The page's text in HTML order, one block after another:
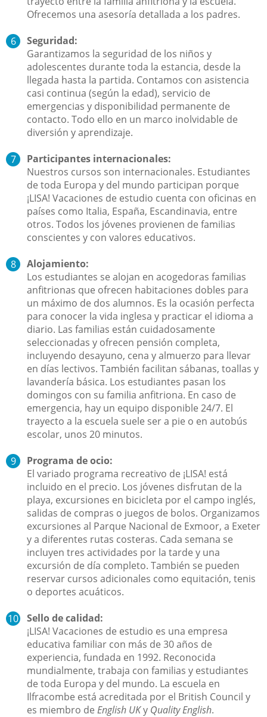
Ofrecemos una asesoría detallada a los padres.
Seguridad:
Garantizamos la seguridad de los niños y
adolescentes durante toda la estancia, desde la
llegada hasta la partida. Contamos con asistencia
casi continua (según la edad), servicio de
emergencias y disponibilidad permanente de
contacto. Todo ello en un marco inolvidable de
diversión y aprendizaje.
Participantes internacionales:
Nuestros cursos son internacionales. Estudiantes
de toda Europa y del mundo participan porque
¡LISA! Vacaciones de estudio cuenta con oficinas en
países como Italia, España, Escandinavia, entre
otros. Todos los jóvenes provienen de familias
conscientes y con valores educativos.
Alojamiento:
Los estudiantes se alojan en acogedoras familias
anfitrionas que ofrecen habitaciones dobles para
un máximo de dos alumnos. Es la ocasión perfecta
para conocer la vida inglesa y practicar el idioma a
diario. Las familias están cuidadosamente
seleccionadas y ofrecen pensión completa,
incluyendo desayuno, cena y almuerzo para llevar
en días lectivos. También facilitan sábanas, toallas y
lavandería básica. Los estudiantes pasan los
domingos con su familia anfitriona. En caso de
emergencia, hay un equipo disponible 24/7. El
trayecto a la escuela suele ser a pie o en autobús
escolar, unos 20 minutos.
Programa de ocio:
El variado programa recreativo de ¡LISA! está
incluido en el precio. Los jóvenes disfrutan de la
playa, excursiones en bicicleta por el campo inglés,
salidas de compras o juegos de bolos. Organizamos
excursiones al Parque Nacional de Exmoor, a Exeter
y a diferentes rutas costeras. Cada semana se
incluyen tres actividades por la tarde y una
excursión de día completo. También se pueden
reservar cursos adicionales como equitación, tenis
o deportes acuáticos.
Sello de calidad:
¡LISA! Vacaciones de estudio es una empresa
educativa familiar con más de 30 años de
experiencia, fundada en 1992. Reconocida
mundialmente, trabaja con familias y estudiantes
de toda Europa y del mundo. La escuela en
Ilfracombe está acreditada por el British Council y
es miembro de English UKy Quality English.